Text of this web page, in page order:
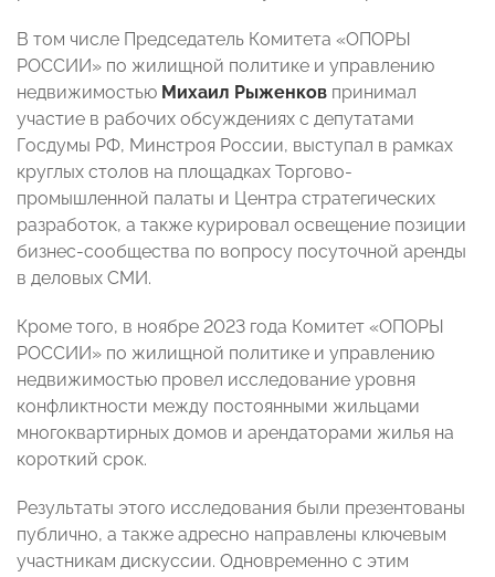
В том числе Председатель Комитета «ОПОРЫ
РОССИИ» по жилищной политике и управлению
недвижимостью Михаил Рыженков принимал
участие в рабочих обсуждениях с депутатами
Госдумы РФ, Минстроя России, выступал в рамках
круглых столов на площадках Торгово-
промышленной палаты и Центра стратегических
разработок, а также курировал освещение позиции
бизнес-сообщества по вопросу посуточной аренды
в деловых СМИ.
Кроме того, в ноябре 2023 года Комитет «ОПОРЫ
РОССИИ» по жилищной политике и управлению
недвижимостью провел исследование уровня
конфликтности между постоянными жильцами
многоквартирных домов и арендаторами жилья на
короткий срок.
Результаты этого исследования были презентованы
публично, а также адресно направлены ключевым
участникам дискуссии. Одновременно с этим